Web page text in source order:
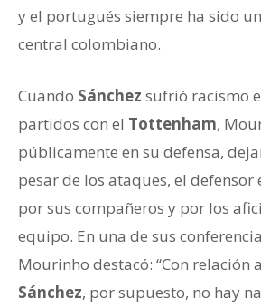
y el portugués siempre ha sido
central colombiano.
Cuando Sánchez sufrió racismo
partidos con el Tottenham,
públicamente en su defensa,
pesar de los ataques, el
por sus compañeros y por los
equipo. En una de sus
Mourinho destacó: “Con relación a
Sánchez, por supuesto, no hay